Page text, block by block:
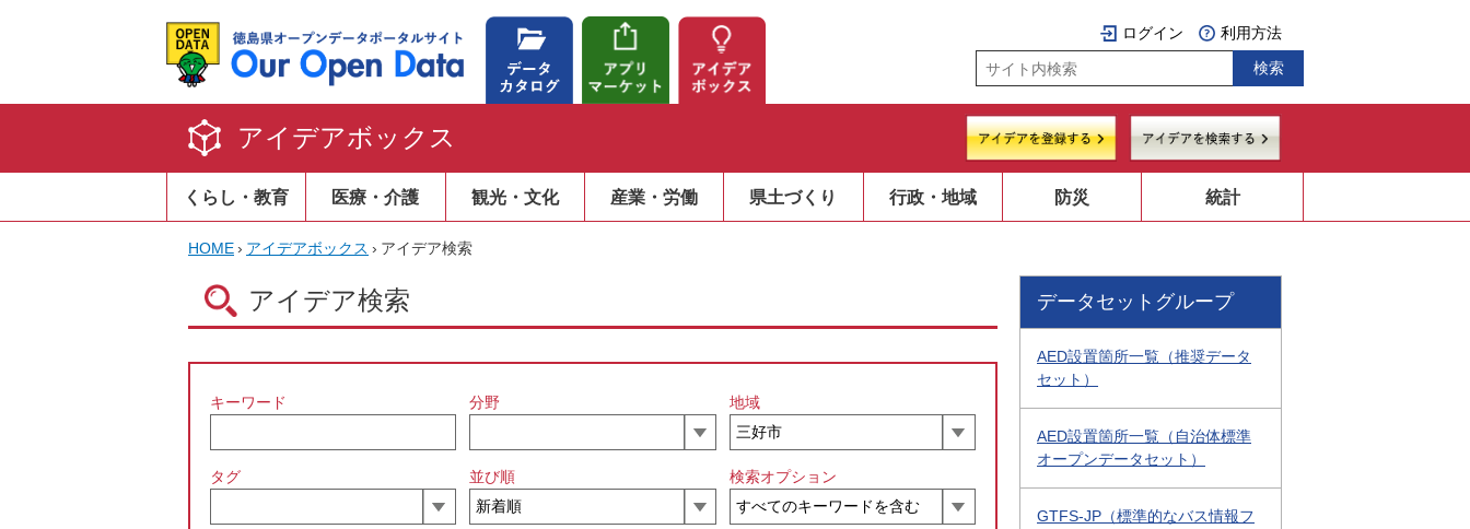
ログイン 利用方法
アイデアボックス
くらし・教育 医療・介護 観光・文化 産業・労働 県土づくり 行政・地域 防災 統計
HOME› アイデアボックス › アイデア検索
アイデア検索
キーワード 分野 地域
タグ 並び順 検索オプション
データセットグループ
AED設置箇所一覧（推奨データ
セット）
AED設置箇所一覧（自治体標準
オープンデータセット）
GTFS-JP（標準的なバス情報フ